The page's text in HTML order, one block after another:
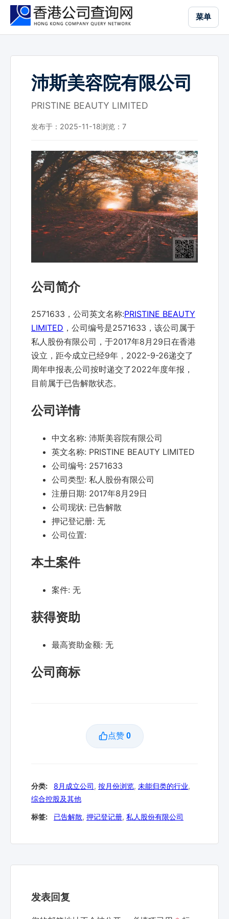
菜单
沛斯美容院有限公司
PRISTINE BEAUTY LIMITED
发布于：2025-11-18浏览： 7
公司简介
2571633，公司英文名称:PRISTINE BEAUTY
LIMITED ，公司编号是2571633，该公司属于
私人股份有限公司，于2017年8月29日在香港
设立，距今成立已经9年，2022-9-26递交了
周年申报表,公司按时递交了2022年度年报，
目前属于已告解散状态。
公司详情
中文名称: 沛斯美容院有限公司
英文名称: PRISTINE BEAUTY LIMITED
公司编号: 2571633
公司类型: 私人股份有限公司
注册日期: 2017年8月29日
公司现状: 已告解散
押记登记册: 无
公司位置:
本土案件
案件: 无
获得资助
最高资助金额: 无
公司商标
点赞 0
分类: 8月成立公司, 按月份浏览, 未能归类的行业,
综合控股及其他
标签: 已告解散, 押记登记册, 私人股份有限公司
发表回复